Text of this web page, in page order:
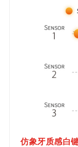
仿象牙质感白